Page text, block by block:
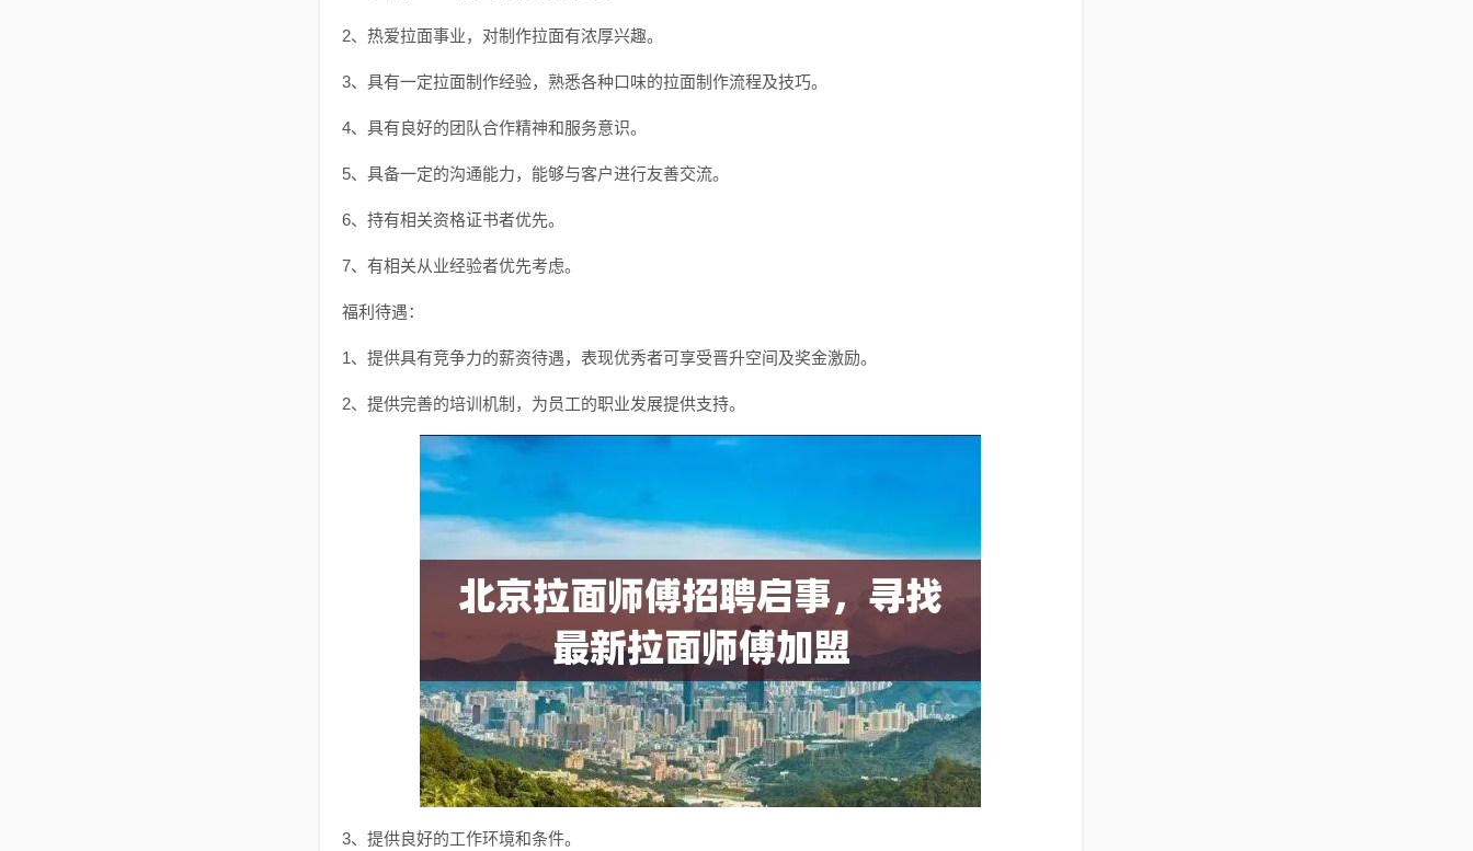
2、热爱拉面事业，对制作拉面有浓厚兴趣。
3、具有一定拉面制作经验，熟悉各种口味的拉面制作流程及技巧。
4、具有良好的团队合作精神和服务意识。
5、具备一定的沟通能力，能够与客户进行友善交流。
6、持有相关资格证书者优先。
7、有相关从业经验者优先考虑。
福利待遇：
1、提供具有竞争力的薪资待遇，表现优秀者可享受晋升空间及奖金激励。
2、提供完善的培训机制，为员工的职业发展提供支持。
3、提供良好的工作环境和条件。